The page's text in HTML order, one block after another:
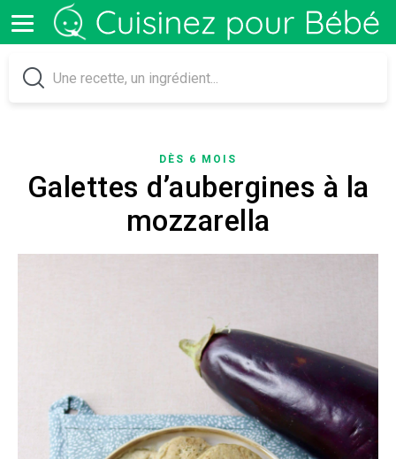
DÈS 6 MOIS
Galettes d’aubergines à la
mozzarella